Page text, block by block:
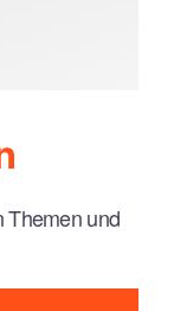
Themen und